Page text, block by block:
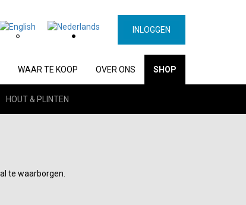
INLOGGEN
WAAR TE KOOP OVER ONS SHOP
HOUT & PLINTEN
te waarborgen.